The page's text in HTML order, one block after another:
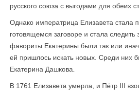
русского союза с выгодами для обеих
Однако императрица Елизавета стала
готовящемся заговоре и стала
фавориты Екатерины были так или
ей пришлось искать новых. Среди них
Екатерина Дашкова.
В 1761 Елизавета умерла, и Пётр III